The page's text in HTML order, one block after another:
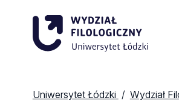
Uniwersytet Łódzki Wydział